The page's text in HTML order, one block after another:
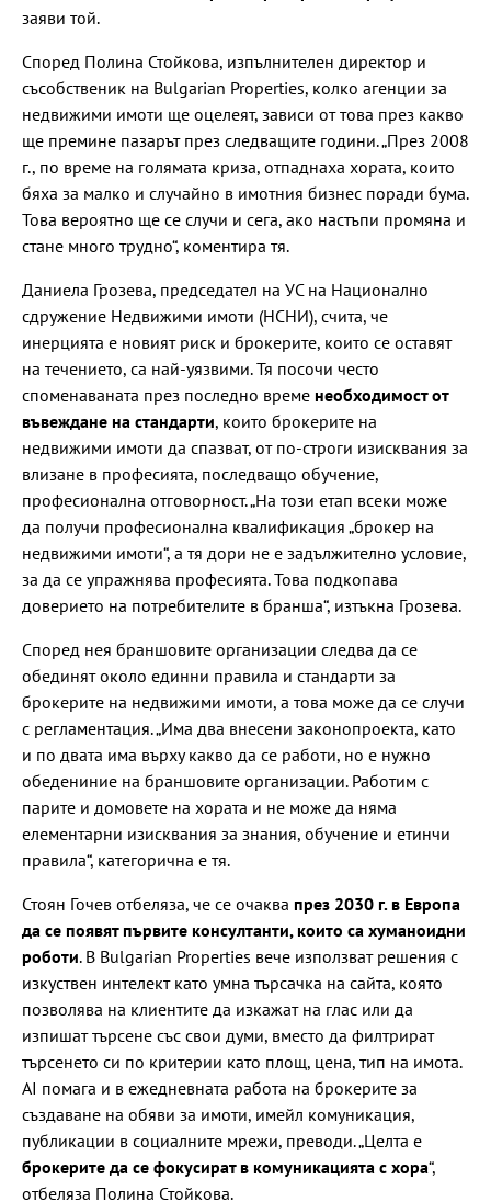
заяви той.
Според Полина Стойкова, изпълнителен директор и
съсобственик на Bulgarian Properties, колко агенции за
недвижими имоти ще оцелеят, зависи от това през какво
ще премине пазарът през следващите години. „През 2008
г., по време на голямата криза, отпаднаха хората, които
бяха за малко и случайно в имотния бизнес поради бума.
Това вероятно ще се случи и сега, ако настъпи промяна и
стане много трудно“, коментира тя.
Даниела Грозева, председател на УС на Национално
сдружение Недвижими имоти (НСНИ), счита, че
инерцията е новият риск и брокерите, които се оставят
на течението, са най-уязвими. Тя посочи често
споменаваната през последно време необходимост от
въвеждане на стандарти, които брокерите на
недвижими имоти да спазват, от по-строги изисквания за
влизане в професията, последващо обучение,
професионална отговорност. „На този етап всеки може
да получи професионална квалификация „брокер на
недвижими имоти“, а тя дори не е задължително условие,
за да се упражнява професията. Това подкопава
доверието на потребителите в бранша“, изтъкна Грозева.
Според нея браншовите организации следва да се
обединят около единни правила и стандарти за
брокерите на недвижими имоти, а това може да се случи
с регламентация. „Има два внесени законопроекта, като
и по двата има върху какво да се работи, но е нужно
обедениние на браншовите организации. Работим с
парите и домовете на хората и не може да няма
елементарни изисквания за знания, обучение и етинчи
правила“, категорична е тя.
Стоян Гочев отбеляза, че се очаква през 2030 г. в Европа
да се появят първите консултанти, които са хуманоидни
роботи. В Bulgarian Properties вече използват решения с
изкуствен интелект като умна търсачка на сайта, която
позволява на клиентите да изкажат на глас или да
изпишат търсене със свои думи, вместо да филтрират
търсенето си по критерии като площ, цена, тип на имота.
AI помага и в ежедневната работа на брокерите за
създаване на обяви за имоти, имейл комуникация,
публикации в социалните мрежи, преводи. „Целта е
брокерите да се фокусират в комуникацията с хора“,
отбеляза Полина Стойкова.